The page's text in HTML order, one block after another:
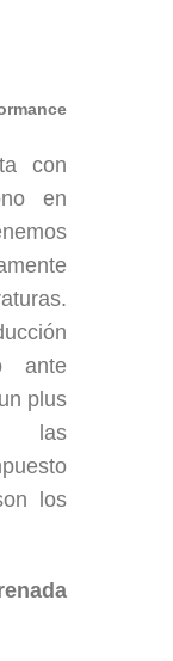
con
en
ante
plus
las
los